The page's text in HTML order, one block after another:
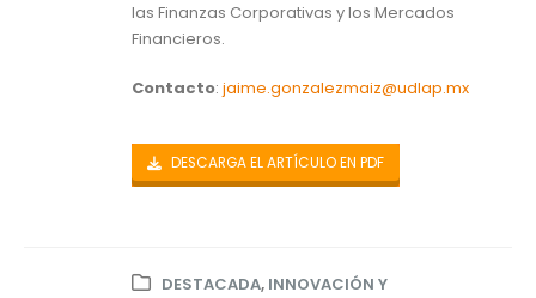
las Finanzas Corporativas y los Mercados
Financieros.
Contacto: jaime.gonzalezmaiz@udlap.mx
DESCARGA EL ARTÍCULO EN PDF
DESTACADA, INNOVACIÓN Y